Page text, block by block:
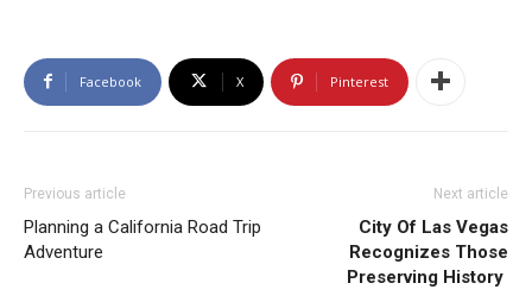
Facebook X Pinterest
Previous article
Planning a California Road Trip
Adventure
Next article
City Of Las Vegas
Recognizes Those
Preserving History